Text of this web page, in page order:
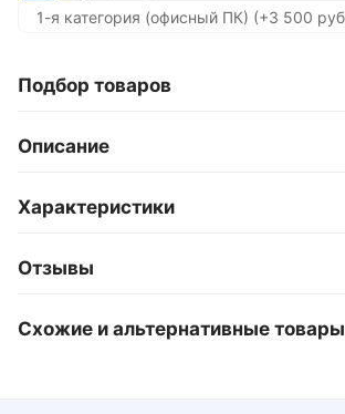
Подбор товаров
Описание
Характеристики
Отзывы
Схожие и альтернативные товары